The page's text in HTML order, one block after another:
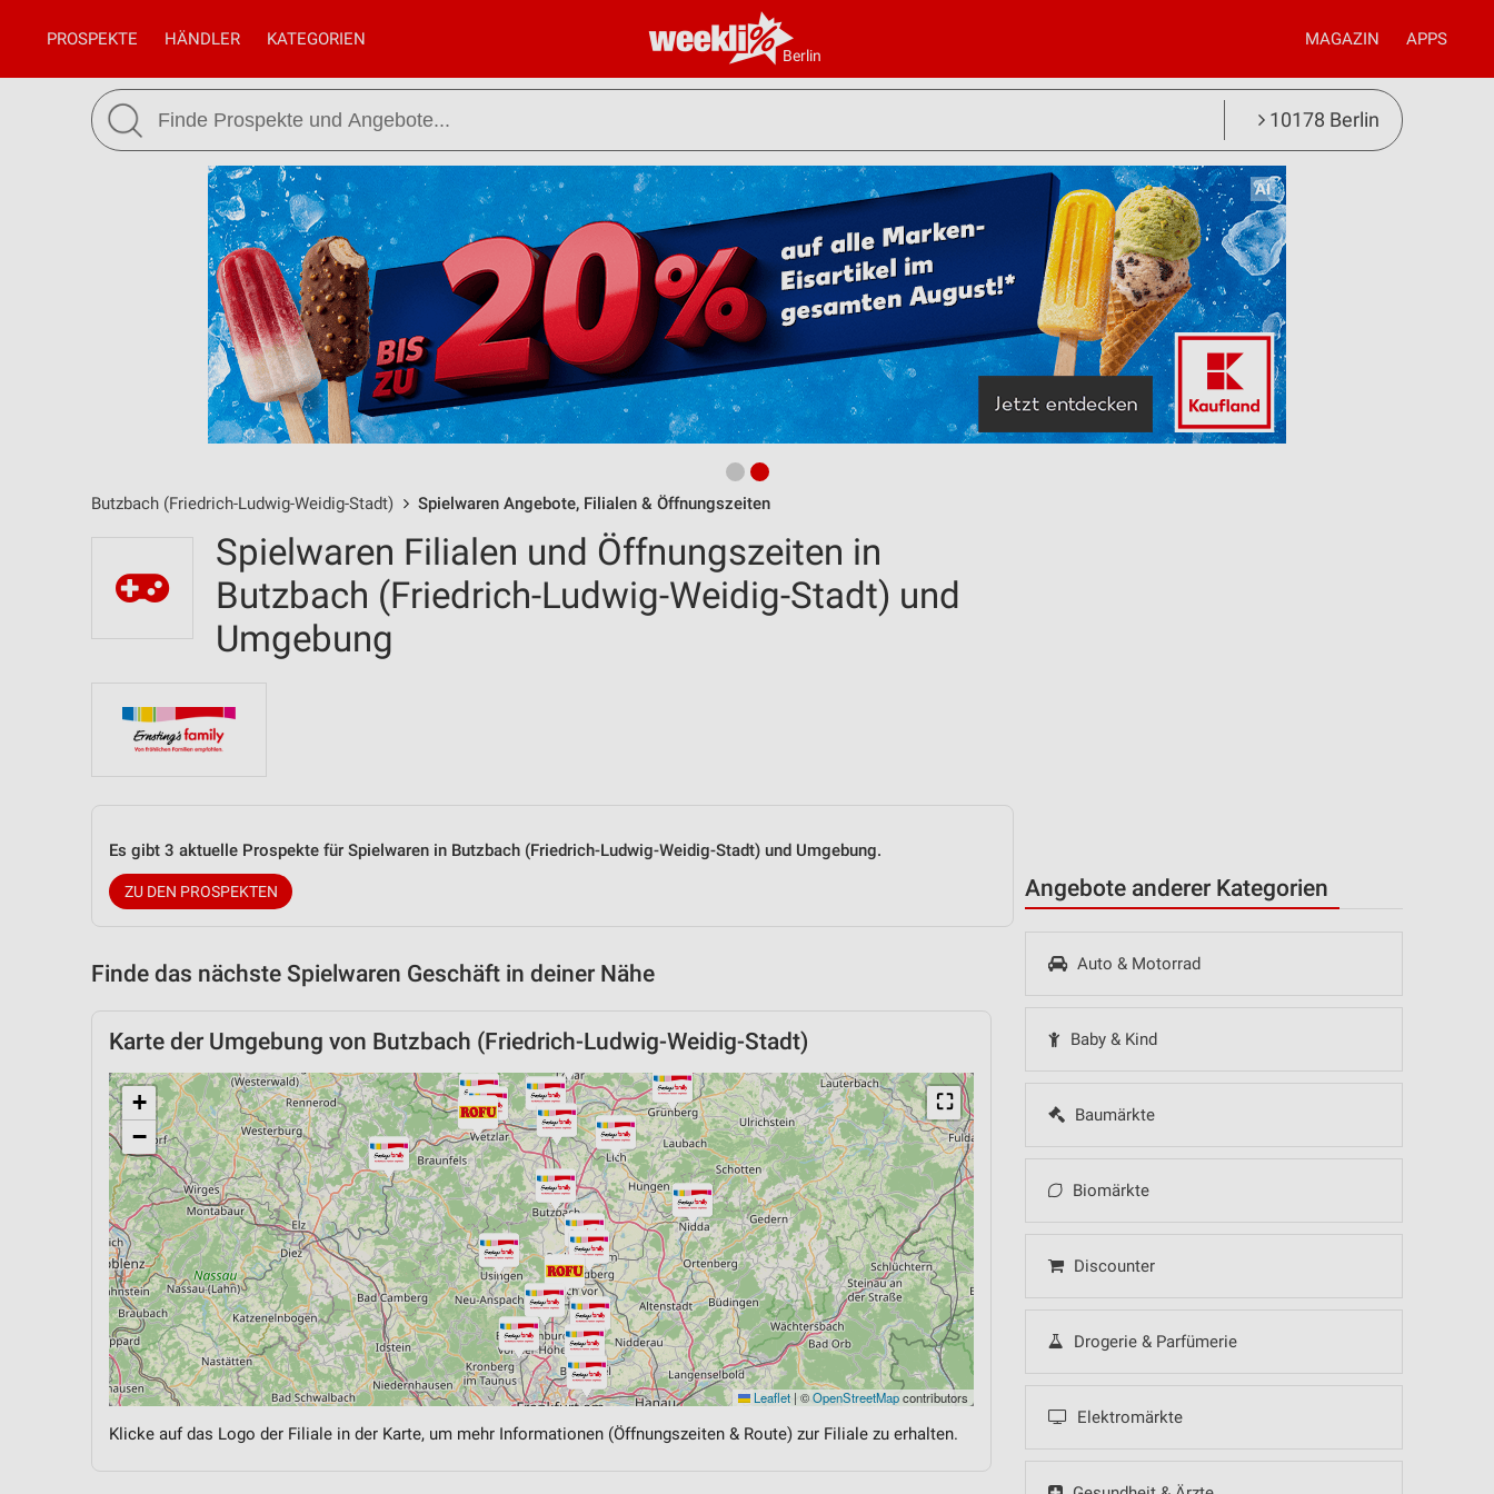
Berlin
PROSPEKTE HÄNDLER KATEGORIEN MAGAZIN APPS
10178 Berlin
Butzbach (Friedrich-Ludwig-Weidig-Stadt) Spielwaren Angebote, Filialen & Öffnungszeiten
Angebote anderer Kategorien
Auto & Motorrad
Baby & Kind
Baumärkte
Biomärkte
Discounter
Drogerie & Parfümerie
Elektromärkte
Spielwaren Filialen und Öffnungszeiten in
Butzbach (Friedrich-Ludwig-Weidig-Stadt) und
Umgebung
Es gibt 3 aktuelle Prospekte für Spielwaren in Butzbach (Friedrich-Ludwig-Weidig-Stadt) und Umgebung.
ZU DEN PROSPEKTEN
Finde das nächste Spielwaren Geschäft in deiner Nähe
Karte der Umgebung von Butzbach (Friedrich-Ludwig-Weidig-Stadt)
⛶
+
−
Leaflet | ©OpenStreetMapcontributors
Klicke auf das Logo der Filiale in der Karte, um mehr Informationen (Öffnungszeiten & Route) zur Filiale zu erhalten.